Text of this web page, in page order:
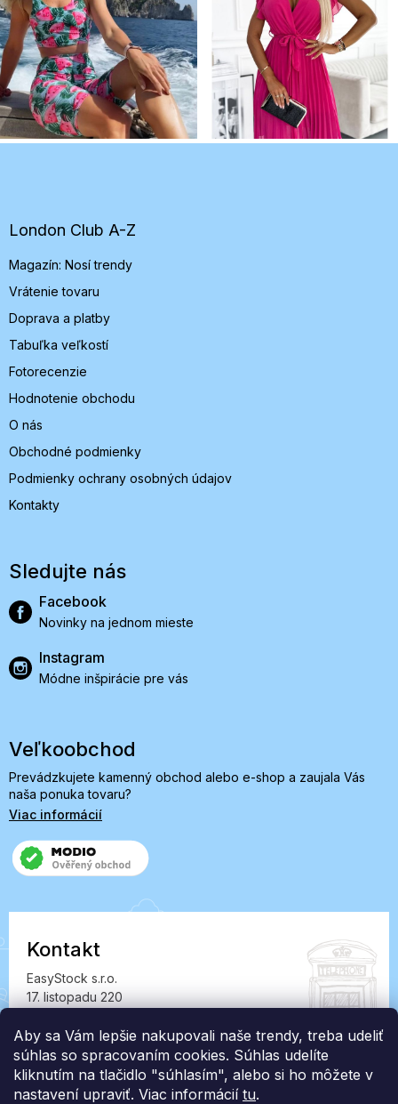
Aby sa Vám lepšie nakupovali naše trendy, treba udeliť
súhlas so spracovaním cookies. Súhlas udelíte
kliknutím na tlačidlo "súhlasím", alebo si ho môžete v
nastavení upraviť. Viac informácií tu.
e
London Club A-Z
Magazín: Nosí trendy
Vrátenie tovaru
Doprava a platby
Tabuľka veľkostí
Fotorecenzie
Hodnotenie obchodu
O nás
Obchodné podmienky
Podmienky ochrany osobných údajov
Kontakty
Sledujte nás
Facebook
Novinky na jednom mieste
Instagram
Módne inšpirácie pre vás
Veľkoobchod
Prevádzkujete kamenný obchod alebo e-shop a zaujala Vás
naša ponuka tovaru?
Viac informácií
Kontakt
EasyStock s.r.o.
17. listopadu 220
IČ: 07727402, DIČ: CZ07727402
info@londonclub.sk